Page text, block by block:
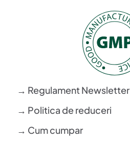
→ Regulament Newsletter
→ Politica de reduceri
→ Cum cumpar